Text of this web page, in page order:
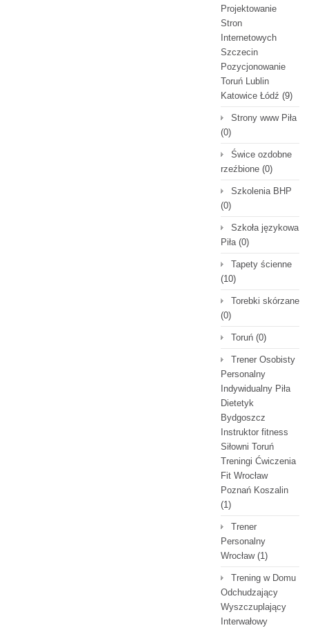
Projektowanie
Stron
Internetowych
Szczecin
Pozycjonowanie
Toruń Lublin
Katowice Łódź (9)
Strony www Piła
(0)
Świce ozdobne
rzeźbione (0)
Szkolenia BHP
(0)
Szkoła językowa
Piła(0)
Tapety ścienne
(10)
Torebki skórzane
(0)
Toruń (0)
Trener Osobisty
Personalny
Indywidualny Piła
Dietetyk
Bydgoszcz
Instruktor fitness
Siłowni Toruń
Treningi Ćwiczenia
Fit Wrocław
Poznań Koszalin
(1)
Trener
Personalny
Wrocław(1)
Trening w Domu
Odchudzający
Wyszczuplający
Interwałowy